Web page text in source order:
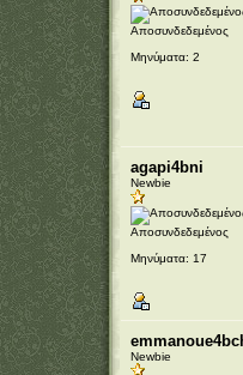
Αποσυνδεδεμένος
Μηνύματα: 2
agapi4bni
Newbie
Αποσυνδεδεμένος
Μηνύματα: 17
Newbie